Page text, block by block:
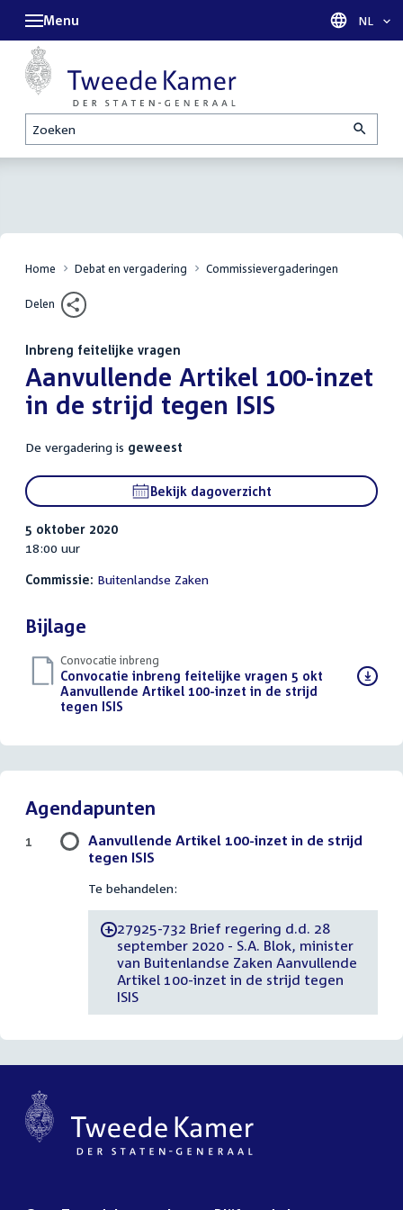
Zoeken
Menu Taal
NL
Home Debat en vergadering Commissievergaderingen
Delen
Inbreng feitelijke vragen
Aanvullende Artikel 100-inzet
in de strijd tegen ISIS
De vergadering is geweest
Bekijk dagoverzicht
5 oktober 2020
18:00 uur
Commissie: Buitenlandse Zaken
Bijlage
Convocatie inbreng
Download
bestand:
Convocatie inbreng feitelijke vragen 5 okt
Aanvullende Artikel 100-inzet in de strijd
tegen ISIS
Agendapunten
Aanvullende Artikel 100-inzet in de strijd
tegen ISIS
Te behandelen:
-27925-732 Brief regering d.d. 28
september 2020 - S.A. Blok, minister
van Buitenlandse Zaken Aanvullende
Artikel 100-inzet in de strijd tegen
ISIS
1